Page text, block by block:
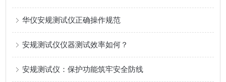
华仪安规测试仪正确操作规范
安规测试仪仪器测试效率如何？
安规测试仪：保护功能筑牢安全防线